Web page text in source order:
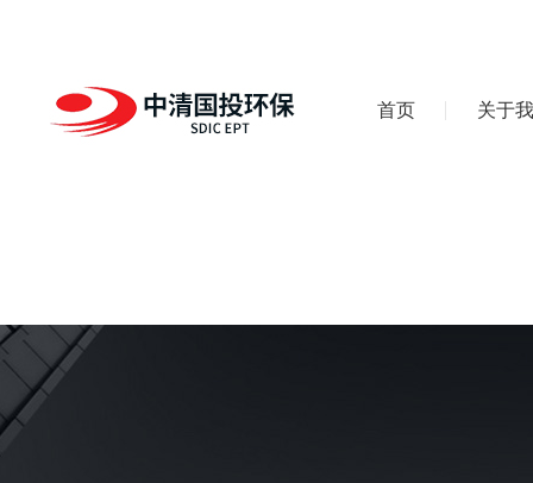
首页 关于